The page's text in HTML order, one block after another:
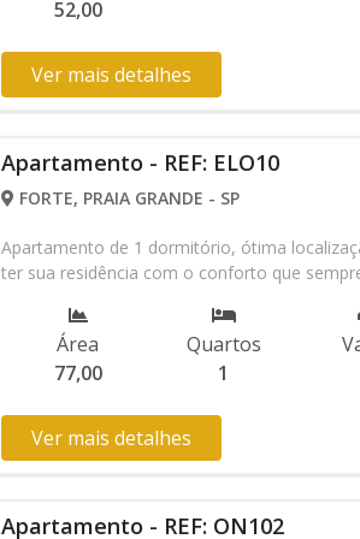
52,00
Ver mais detalhes
Apartamento - REF: ELO10
FORTE, PRAIA GRANDE - SP
Apartamento de 1 dormitório, ótima
ter sua residência com o conforto que
Área
77,00
Quartos
1
Ver mais detalhes
Apartamento - REF: ON102